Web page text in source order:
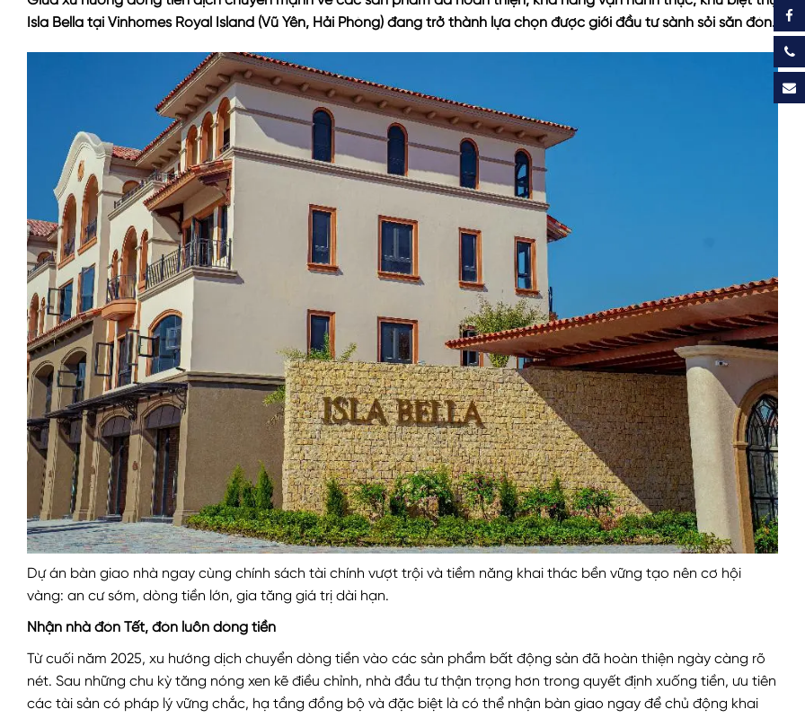
Isla Bella tại Vinhomes Royal Island (Vũ Yên, Hải Phòng) đang trở thành lựa chọn được giới đầu tư sành sỏi săn đón.
Dự án bàn giao nhà ngay cùng chính sách tài chính vượt trội và tiềm năng khai thác bền vững tạo nên cơ hội
vàng: an cư sớm, dòng tiền lớn, gia tăng giá trị dài hạn.
Nhận nhà đón Tết, đón luôn dòng tiền
Từ cuối năm 2025, xu hướng dịch chuyển dòng tiền vào các sản phẩm bất động sản đã hoàn thiện ngày càng rõ
nét. Sau những chu kỳ tăng nóng xen kẽ điều chỉnh, nhà đầu tư thận trọng hơn trong quyết định xuống tiền, ưu tiên
các tài sản có pháp lý vững chắc, hạ tầng đồng bộ và đặc biệt là có thể nhận bàn giao ngay để chủ động khai